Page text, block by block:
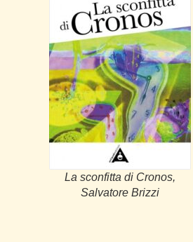
La sconfitta di Cronos,
Salvatore Brizzi